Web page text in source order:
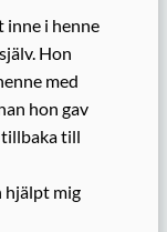
inne i henne
Hon
med
hon gav
tillbaka till
hjälpt mig